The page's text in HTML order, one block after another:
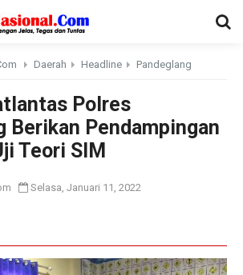
Daerah Headline Pandeglang
Polres
Berikan Pendampingan
Teori SIM
Selasa, Januari 11, 2022